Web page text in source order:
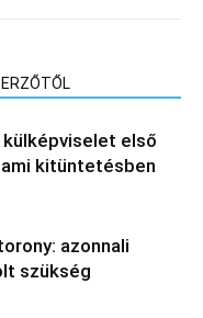
külképviselet első
kitüntetésben
azonnali
szükség